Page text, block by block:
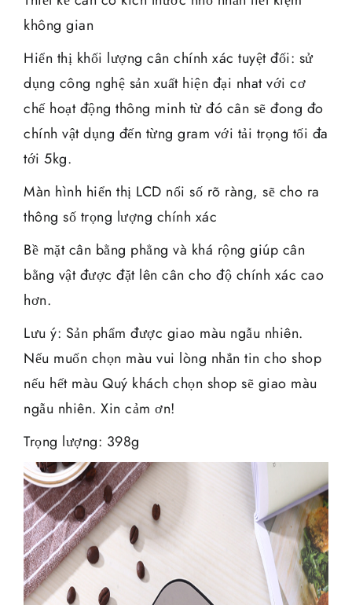
không gian
Hiển thị khối lượng cân chính xác tuyệt đối: sử
dụng công nghệ sản xuất hiện đại nhat với cơ
chế hoạt động thông minh từ đó cân sẽ đong đo
chính vật dụng đến từng gram với tải trọng tối đa
tới 5kg.
Màn hình hiển thị LCD nổi số rõ ràng, sẽ cho ra
thông số trọng lượng chính xác
Bề mặt cân bằng phẳng và khá rộng giúp cân
bằng vật được đặt lên cân cho độ chính xác cao
hơn.
Lưu ý: Sản phẩm được giao màu ngẫu nhiên.
Nếu muốn chọn màu vui lòng nhắn tin cho shop
nếu hết màu Quý khách chọn shop sẽ giao màu
ngẫu nhiên. Xin cảm ơn!
Trọng lượng: 398g